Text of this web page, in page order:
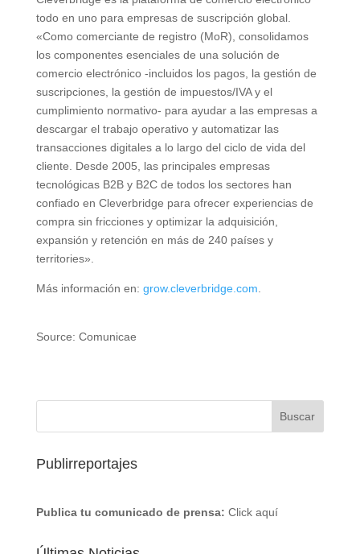
todo en uno para empresas de suscripción global.
«Como comerciante de registro (MoR), consolidamos
los componentes esenciales de una solución de
comercio electrónico -incluidos los pagos, la gestión de
suscripciones, la gestión de impuestos/IVA y el
cumplimiento normativo- para ayudar a las empresas a
descargar el trabajo operativo y automatizar las
transacciones digitales a lo largo del ciclo de vida del
cliente. Desde 2005, las principales empresas
tecnológicas B2B y B2C de todos los sectores han
confiado en Cleverbridge para ofrecer experiencias de
compra sin fricciones y optimizar la adquisición,
expansión y retención en más de 240 países y
territories».
Más información en: grow.cleverbridge.com.
Source: Comunicae
Publirreportajes
Publica tu comunicado de prensa: Click aquí